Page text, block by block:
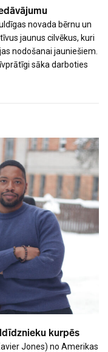
novada bērnu un
jaunus cilvēkus, kuri
nodošanai jauniešiem.
sāka darboties
kurpēs
Jones) no Amerikas